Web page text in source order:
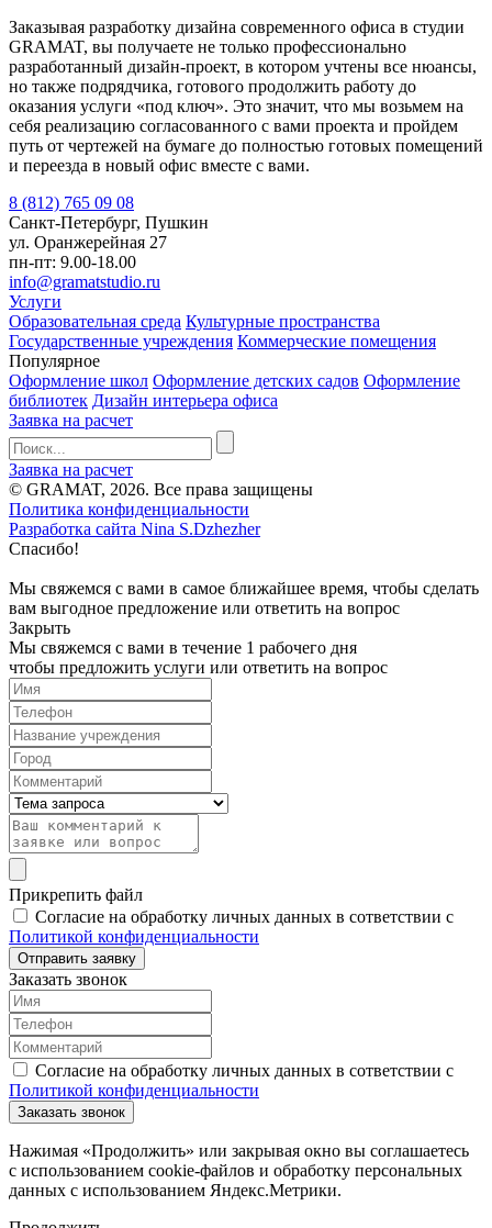
Заказывая разработку дизайна современного офиса в студии
GRAMAT, вы получаете не только профессионально
разработанный дизайн-проект, в котором учтены все нюансы,
но также подрядчика, готового продолжить работу до
оказания услуги «под ключ». Это значит, что мы возьмем на
себя реализацию согласованного с вами проекта и пройдем
путь от чертежей на бумаге до полностью готовых помещений
и переезда в новый офис вместе с вами.
8 (812) 765 09 08
Санкт-Петербург, Пушкин
ул. Оранжерейная 27
пн-пт: 9.00-18.00
info@gramatstudio.ru
Услуги
Образовательная среда Культурные пространства
Государственные учреждения Коммерческие помещения
Популярное
Оформление школ Оформление детских садов Оформление
библиотек Дизайн интерьера офиса
Заявка на расчет
Заявка на расчет
© GRAMAT, 2026. Все права защищены
Политика конфиденциальности
Разработка сайта Nina S.Dzhezher
Спасибо!
Мы свяжемся с вами в самое ближайшее время, чтобы сделать
вам выгодное предложение или ответить на вопрос
Закрыть
Мы свяжемся с вами в течение 1 рабочего дня
чтобы предложить услуги или ответить на вопрос
Прикрепить файл
Согласие на обработку личных данных в сответствии с
Политикой конфиденциальности
Заказать звонок
Согласие на обработку личных данных в сответствии с
Политикой конфиденциальности
Нажимая «Продолжить» или закрывая окно вы соглашаетесь
с использованием cookie-файлов и обработку персональных
данных с использованием Яндекс.Метрики.